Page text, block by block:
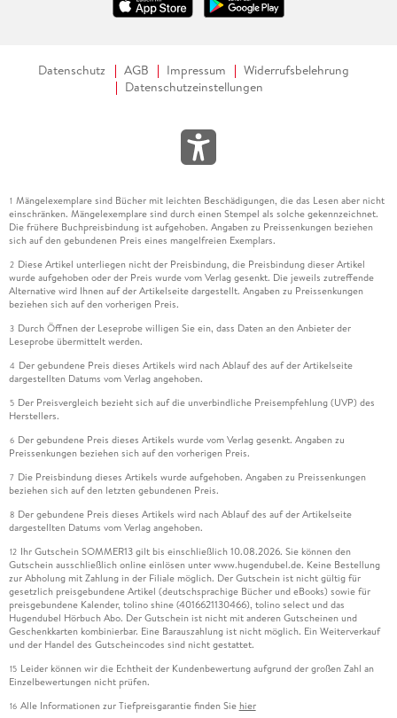
Datenschutz AGB Impressum
Widerrufsbelehrung
Datenschutzeinstellungen
1 Mängelexemplare sind Bücher mit leichten Beschädigungen, die das Lesen aber nicht
einschränken. Mängelexemplare sind durch einen Stempel als solche gekennzeichnet.
Die frühere Buchpreisbindung ist aufgehoben. Angaben zu Preissenkungen beziehen
sich auf den gebundenen Preis eines mangelfreien Exemplars.
2 Diese Artikel unterliegen nicht der Preisbindung, die Preisbindung dieser Artikel
wurde aufgehoben oder der Preis wurde vom Verlag gesenkt. Die jeweils zutreffende
Alternative wird Ihnen auf der Artikelseite dargestellt. Angaben zu Preissenkungen
beziehen sich auf den vorherigen Preis.
3 Durch Öffnen der Leseprobe willigen Sie ein, dass Daten an den Anbieter der
Leseprobe übermittelt werden.
4 Der gebundene Preis dieses Artikels wird nach Ablauf des auf der Artikelseite
dargestellten Datums vom Verlag angehoben.
5 Der Preisvergleich bezieht sich auf die unverbindliche Preisempfehlung (UVP) des
Herstellers.
6 Der gebundene Preis dieses Artikels wurde vom Verlag gesenkt. Angaben zu
Preissenkungen beziehen sich auf den vorherigen Preis.
7 Die Preisbindung dieses Artikels wurde aufgehoben. Angaben zu Preissenkungen
beziehen sich auf den letzten gebundenen Preis.
8 Der gebundene Preis dieses Artikels wird nach Ablauf des auf der Artikelseite
dargestellten Datums vom Verlag angehoben.
12 Ihr Gutschein SOMMER13 gilt bis einschließlich 10.08.2026. Sie können den
Gutschein ausschließlich online einlösen unter www.hugendubel.de. Keine Bestellung
zur Abholung mit Zahlung in der Filiale möglich. Der Gutschein ist nicht gültig für
gesetzlich preisgebundene Artikel (deutschsprachige Bücher und eBooks) sowie für
preisgebundene Kalender, tolino shine (4016621130466), tolino select und das
Hugendubel Hörbuch Abo. Der Gutschein ist nicht mit anderen Gutscheinen und
Geschenkkarten kombinierbar. Eine Barauszahlung ist nicht möglich. Ein Weiterverkauf
und der Handel des Gutscheincodes sind nicht gestattet.
15 Leider können wir die Echtheit der Kundenbewertung aufgrund der großen Zahl an
Einzelbewertungen nicht prüfen.
16 Alle Informationen zur Tiefpreisgarantie finden Sie hier